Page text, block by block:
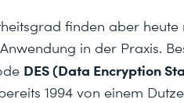
finden aber
in der Praxis.
DES (Data Encryption
1994 von einem